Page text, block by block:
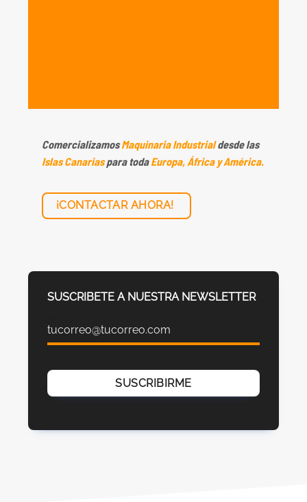
ComercializamosMaquinaria Industrialdesde las
Islas Canariaspara todaEuropa, África y América.
¡CONTACTAR AHORA!
SUSCRIBETE A NUESTRA NEWSLETTER